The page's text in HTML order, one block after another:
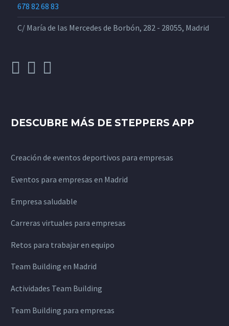
678 82 68 83
C/ María de las Mercedes de Borbón, 282 - 28055, Madrid
DESCUBRE MÁS DE STEPPERS APP
Creación de eventos deportivos para empresas
Eventos para empresas en Madrid
Empresa saludable
Carreras virtuales para empresas
Retos para trabajar en equipo
Team Building en Madrid
Actividades Team Building
Team Building para empresas